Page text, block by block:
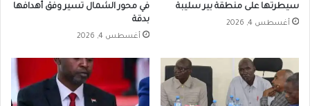
سيطرتها على منطقة بير سليبة
أغسطس 4, 2026
في محور الشمال تسير وفق أهدافها
بدقة
أغسطس 4, 2026